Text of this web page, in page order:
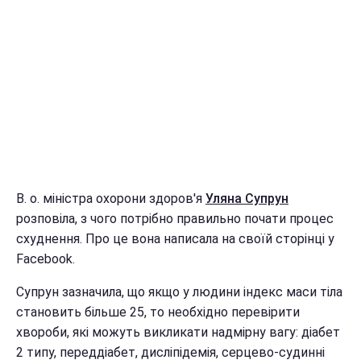
В. о. міністра охорони здоров'я Уляна Супрун
розповіла, з чого потрібно правильно почати процес
схуднення. Про це вона написала на своїй сторінці у
Facebook.
Супрун зазначила, що якщо у людини індекс маси тіла
становить більше 25, то необхідно перевірити
хвороби, які можуть викликати надмірну вагу: діабет
2 типу, переддіабет, дисліпідемія, серцево-судинні